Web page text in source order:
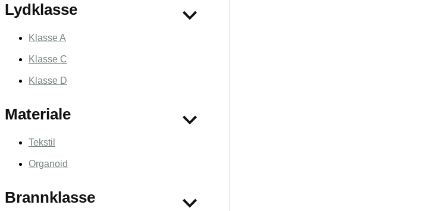
Lydklasse
Klasse A
Klasse C
Klasse D
Materiale
Tekstil
Organoid
Brannklasse